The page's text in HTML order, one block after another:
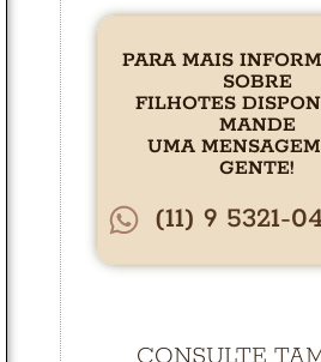
PARA MAIS
SOBRE
FILHOTES
MANDE
UMA
GENTE!
(11) 9 5321-